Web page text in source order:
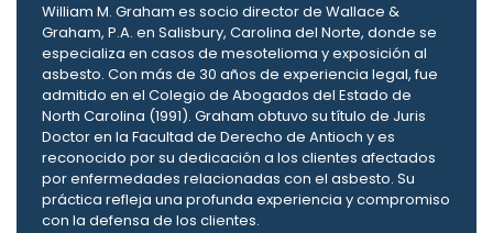
William M. Graham es socio director de Wallace &
Graham, P.A. en Salisbury, Carolina del Norte, donde se
especializa en casos de mesotelioma y exposición al
asbesto. Con más de 30 años de experiencia legal, fue
admitido en el Colegio de Abogados del Estado de
North Carolina (1991). Graham obtuvo su título de Juris
Doctor en la Facultad de Derecho de Antioch y es
reconocido por su dedicación a los clientes afectados
por enfermedades relacionadas con el asbesto. Su
práctica refleja una profunda experiencia y compromiso
con la defensa de los clientes.